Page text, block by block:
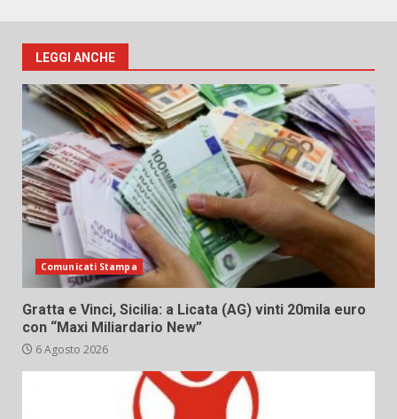
LEGGI ANCHE
Comunicati Stampa
Gratta e Vinci, Sicilia: a Licata (AG) vinti 20mila euro
con “Maxi Miliardario New”
6 Agosto 2026